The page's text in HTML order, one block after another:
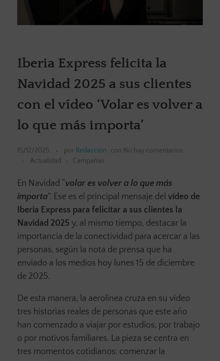
Iberia Express felicita la
Navidad 2025 a sus clientes
con el vídeo ‘Volar es volver a
lo que más importa’
15/12/2025 por Redacción con No hay comentarios
Actualidad
Campañas
En Navidad “volar es volver a lo que más
importa”. Ese es el principal mensaje del vídeo de
Iberia Express para felicitar a sus clientes la
Navidad 2025 y, al mismo tiempo, destacar la
importancia de la conectividad para acercar a las
personas, según la nota de prensa que ha
enviado a los medios hoy lunes 15 de diciembre
de 2025.
De esta manera, la aerolínea cruza en su vídeo
tres historias reales de personas que este año
han comenzado a viajar por estudios, por trabajo
o por motivos familiares. La pieza se centra en
tres momentos cotidianos: comenzar la